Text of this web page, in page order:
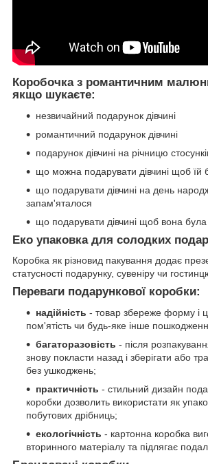
Коробочка з романтичним
якщо шукаєте:
незвичайний подарунок дівчині
романтичний подарунок дівчині
подарунок дівчині на річницю
що можна подарувати дівчині щоб їй
що подарувати дівчині на день
запам'яталося
що подарувати дівчині щоб вона
Еко упаковка для солодких
Коробка як різновид пакування додає
статусності подарунку, сувеніру чи
Переваги подарункової коробки:
надійність - товар збереже форму і
пом'ятість чи будь-яке інше
багаторазовість - після
знову покласти назад і зберігати або
без ушкоджень;
практичність - стильний дизайн
коробки дозволить використати як
побутових дрібниць;
екологічність - картонна коробка
вторинного матеріалу та підлягає